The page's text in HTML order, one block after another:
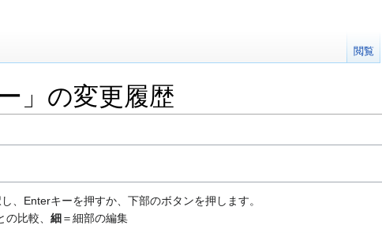
」の変更履歴
、Enterキーを押すか、下部のボタンを押します。
の比較、 細＝細部の編集
閲覧